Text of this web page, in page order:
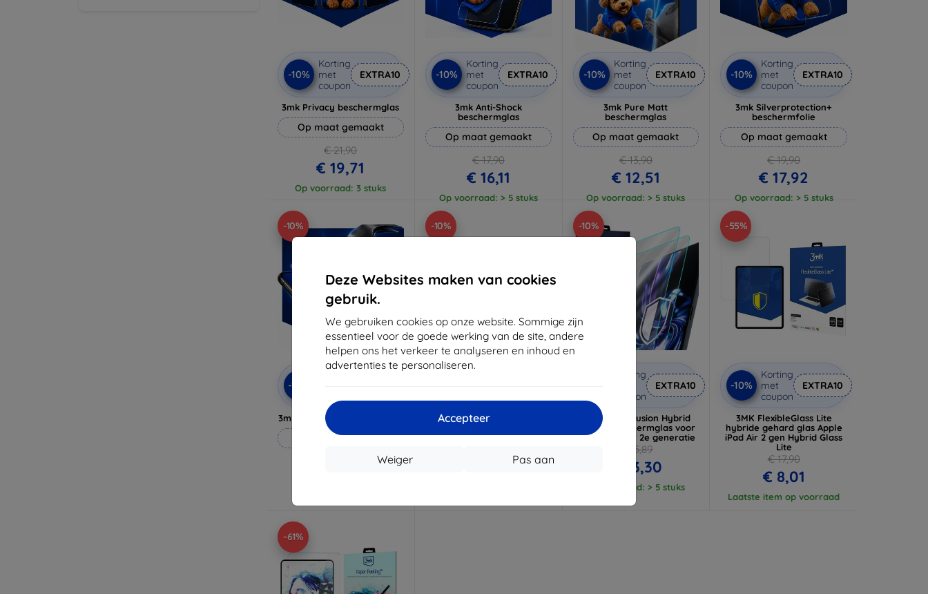
Deze Websites maken van cookies
gebruik.
We gebruiken cookies op onze website. Sommige zijn
essentieel voor de goede werking van de site, andere
helpen ons het verkeer te analyseren en inhoud en
advertenties te personaliseren.
Accepteer
Pas aan
Weiger
-10%
Korting
met
coupon
EXTRA10
3mk Privacy beschermglas
Op maat gemaakt
€ 21,90
€ 19,71
Op voorraad: 3 stuks
-10%
Korting
met
coupon
EXTRA10
3mk Anti-Shock
beschermglas
Op maat gemaakt
€ 17,90
€ 16,11
Op voorraad: > 5 stuks
-10%
Korting
met
coupon
EXTRA10
3mk Pure Matt
beschermglas
Op maat gemaakt
€ 13,90
€ 12,51
Op voorraad: > 5 stuks
-10%
Korting
met
coupon
EXTRA10
3mk Silverprotection+
beschermfolie
Op maat gemaakt
€ 19,90
€ 17,92
Op voorraad: > 5 stuks
-10%
-10%
3mk Hammer beschermfolie
Op maat gemaakt
-10%
HOFI GLASS PRO+ IPAD AIR
1/2/PRO 9.7 (23534568)
€ 12,90
-10%
Korting
coupon
EXTRA10
3mk Hardy Fusion Hybrid
gehard beschermglas voor
Apple iPad Air 2e generatie
€ 25,89
€ 23,30
Op voorraad: > 5 stuks
-55%
-10%
Korting
met
coupon
EXTRA10
3MK FlexibleGlass Lite
hybride gehard glas Apple
iPad Air 2 gen Hybrid Glass
Lite
€ 17,90
€ 8,01
Laatste item op voorraad
-61%